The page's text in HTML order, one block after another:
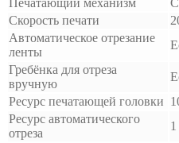
Печатающий механизм
Скорость печати
Автоматическое отрезание
ленты
Гребёнка для отреза
вручную
Ресурс печатающей головки
Ресурс автоматического
отреза